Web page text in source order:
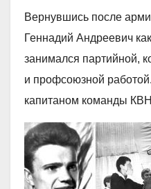
Вернувшись после
Геннадий Андреевич
занимался партийной,
и профсоюзной
капитаном команды